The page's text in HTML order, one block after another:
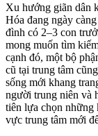
Xu hướng giãn dân
Hóa đang ngày
đình có 2–3 con
mong muốn tìm
cạnh đó, một bộ
cũ tại trung tâm
sống mới khang
người trung niên và
tiên lựa chọn những
vực trung tâm mới